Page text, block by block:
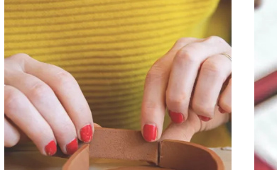
Ateliers Enfants